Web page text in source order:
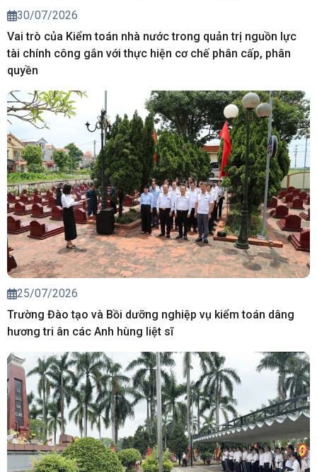
30/07/2026
Vai trò của Kiểm toán nhà nước trong quản trị nguồn lực
tài chính công gắn với thực hiện cơ chế phân cấp, phân
quyền
25/07/2026
Trường Đào tạo và Bồi dưỡng nghiệp vụ kiểm toán dâng
hương tri ân các Anh hùng liệt sĩ